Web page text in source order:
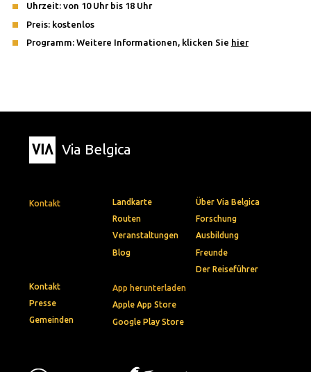
Uhrzeit: von 10 Uhr bis 18 Uhr
Preis: kostenlos
Programm: Weitere Informationen, klicken Sie hier
Via Belgica
Kontakt
App herunterladen
Apple App Store
Google Play Store
Landkarte
Routen
Veranstaltungen
Blog
Über Via Belgica
Forschung
Ausbildung
Freunde
Der Reiseführer
Kontakt
Presse
Gemeinden